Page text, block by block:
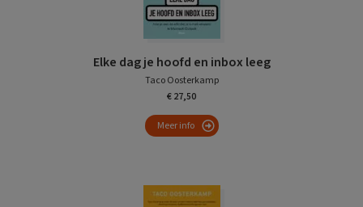
Elke dag je hoofd en inbox leeg
Taco Oosterkamp
€ 27,50
Meer info